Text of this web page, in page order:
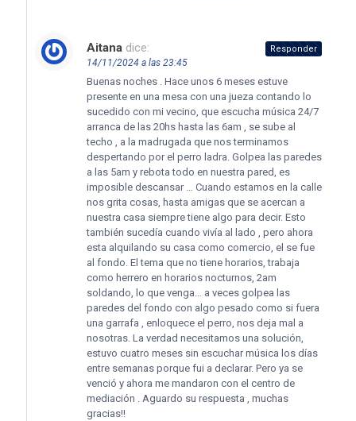
Aitana dice:
14/11/2024 a las 23:45
Buenas noches . Hace unos 6 meses estuve
presente en una mesa con una jueza contando lo
sucedido con mi vecino, que escucha música 24/7
arranca de las 20hs hasta las 6am , se sube al
techo , a la madrugada que nos terminamos
despertando por el perro ladra. Golpea las paredes
a las 5am y rebota todo en nuestra pared, es
imposible descansar … Cuando estamos en la calle
nos grita cosas, hasta amigas que se acercan a
nuestra casa siempre tiene algo para decir. Esto
también sucedía cuando vivía al lado , pero ahora
esta alquilando su casa como comercio, el se fue
al fondo. El tema que no tiene horarios, trabaja
como herrero en horarios nocturnos, 2am
soldando, lo que venga… a veces golpea las
paredes del fondo con algo pesado como si fuera
una garrafa , enloquece el perro, nos deja mal a
nosotras. La verdad necesitamos una solución,
estuvo cuatro meses sin escuchar música los días
entre semanas porque fui a declarar. Pero ya se
venció y ahora me mandaron con el centro de
mediación . Aguardo su respuesta , muchas
gracias!!
Responder